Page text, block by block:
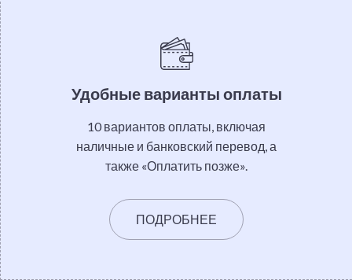
Удобные варианты оплаты
10 вариантов оплаты, включая
наличные и банковский перевод, а
также «Оплатить позже».
ПОДРОБНЕЕ